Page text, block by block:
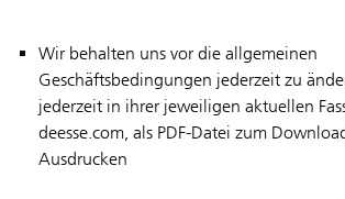
Wir behalten uns vor die allgemeinen
Geschäftsbedingungen jederzeit zu
jederzeit in ihrer jeweiligen aktuellen
deesse.com, als PDF-Datei zum
Ausdrucken